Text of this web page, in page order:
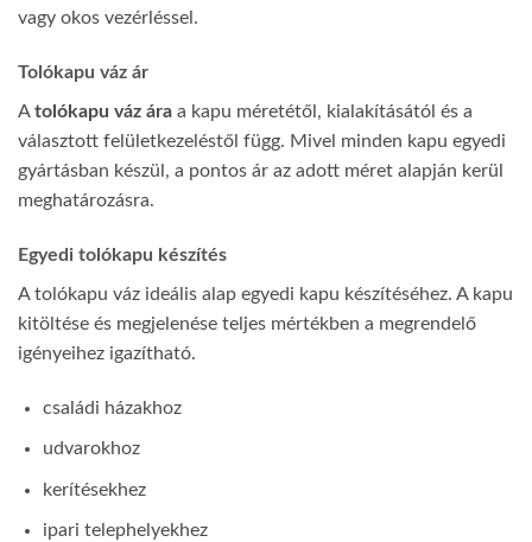
vagy okos vezérléssel.
Tolókapu váz ár
Atolókapu váz ára a kapu méretétől, kialakításától és a
választott felületkezeléstől függ. Mivel minden kapu egyedi
gyártásban készül, a pontos ár az adott méret alapján kerül
meghatározásra.
Egyedi tolókapu készítés
A tolókapu váz ideális alap egyedi kapu készítéséhez. A kapu
kitöltése és megjelenése teljes mértékben a megrendelő
igényeihez igazítható.
családi házakhoz
udvarokhoz
kerítésekhez
ipari telephelyekhez